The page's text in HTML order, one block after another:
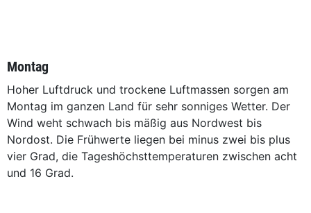
Montag
Hoher Luftdruck und trockene Luftmassen sorgen am
Montag im ganzen Land für sehr sonniges Wetter. Der
Wind weht schwach bis mäßig aus Nordwest bis
Nordost. Die Frühwerte liegen bei minus zwei bis plus
vier Grad, die Tageshöchsttemperaturen zwischen acht
und 16 Grad.